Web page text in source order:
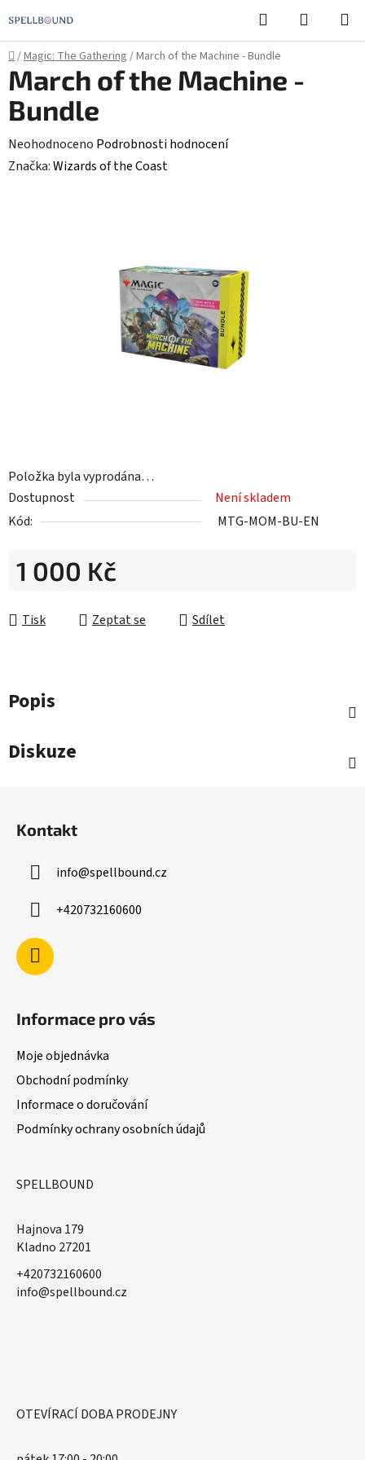
na
obsah
Hledat
KOŠÍK
Domů
/Magic: The Gathering /March of the Machine - Bundle
Položka byla vyprodána…
Dostupnost
Není skladem
Kód:
MTG-MOM-BU-EN
1 000 Kč
Tisk
Zeptat se Sdílet
March of the Machine -
Bundle
Průměrné
hodnocení
Neohodnoceno Podrobnosti hodnocení
Značka:Wizards of the Coast
Popis
Diskuze
Kontakt
info@spellbound.cz
+420732160600
Informace pro vás
Moje objednávka
Obchodní podmínky
Informace o doručování
Podmínky ochrany osobních údajů
SPELLBOUND
Hajnova 179
Kladno 27201
+420732160600
​info@spellbound.cz
OTEVÍRACÍ DOBA PRODEJNY